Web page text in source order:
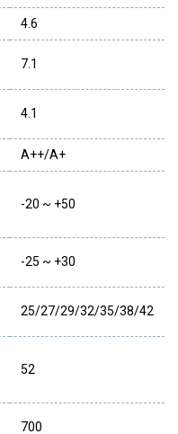
4.6
7.1
4.1
A++/A+
-20 ~ +50
-25 ~ +30
25/27/29/32/35/38/42
52
700